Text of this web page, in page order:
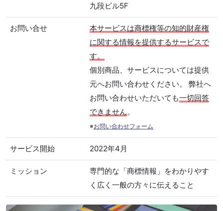
九段ビル5F
お問い合せ
本サービスは商標権等の知的財産権
に関する情報を提供するサービスで
す。
個別商品、サービスについては提供
元へお問い合わせください。 弊社へ
お問い合わせいただいても一切回答
できません。
※お問い合わせフォーム
サービス開始 2022年4月
ミッション
専門的な「商標情報」をわかりやす
く広く一般の方々に伝えること